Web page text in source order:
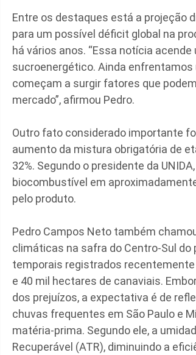
Entre os destaques está a projeção
para um possível déficit global na
há vários anos. “Essa notícia
sucroenergético. Ainda
começam a surgir fatores que
mercado”, afirmou Pedro.
Outro fato considerado importante
aumento da mistura obrigatória de
32%. Segundo o presidente da
biocombustível em
pelo produto.
Pedro Campos Neto também
climáticas na safra do Centro-Sul
temporais registrados recentemente
e 40 mil hectares de canaviais.
dos prejuízos, a expectativa é de
chuvas frequentes em São Paulo e
matéria-prima. Segundo ele, a
Recuperável (ATR), diminuindo a